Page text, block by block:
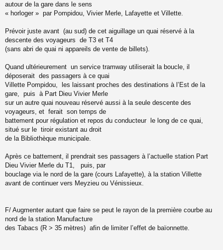
autour de la gare dans le sens
« horloger » par Pompidou, Vivier Merle, Lafayette et Villette.
Prévoir juste avant (au sud) de cet aiguillage un quai réservé à la
descente des voyageurs de T3 et T4
(sans abri de quai ni appareils de vente de billets).
Quand ultérieurement un service tramway utiliserait la boucle, il
déposerait des passagers à ce quai
Villette Pompidou, les laissant proches des destinations à l’Est de la
gare, puis à Part Dieu Vivier Merle
sur un autre quai nouveau réservé aussi à la seule descente des
voyageurs, et ferait son temps de
battement pour régulation et repos du conducteur le long de ce quai,
situé sur le tiroir existant au droit
de la Bibliothèque municipale.
Après ce battement, il prendrait ses passagers à l’actuelle station Part
Dieu Vivier Merle du T1, puis, par
bouclage via le nord de la gare (cours Lafayette), à la station Villette
avant de continuer vers Meyzieu ou Vénissieux.
F/ Augmenter autant que faire se peut le rayon de la première courbe au
nord de la station Manufacture
des Tabacs (R > 35 mètres) afin de limiter l’effet de baïonnette.